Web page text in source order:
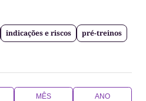
indicações e riscos pré-treinos
MÊS ANO